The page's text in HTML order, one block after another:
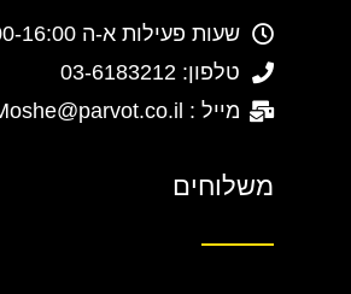
שעות פעילות א-ה 10:00-16:00
טלפון: 03-6183212
מייל : Moshe@parvot.co.il
משלוחים